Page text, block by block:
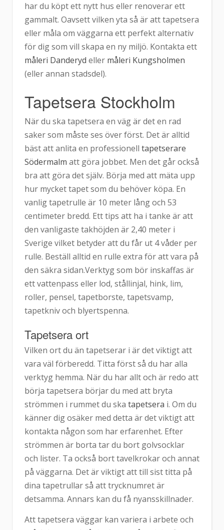
har du köpt ett nytt hus eller renoverar ett
gammalt. Oavsett vilken yta så är att tapetsera
eller måla om väggarna ett perfekt alternativ
för dig som vill skapa en ny miljö. Kontakta ett
måleri Danderyd eller måleri Kungsholmen
(eller annan stadsdel).
Tapetsera Stockholm
När du ska tapetsera en väg är det en rad
saker som måste ses över först. Det är alltid
bäst att anlita en professionell tapetserare
Södermalm att göra jobbet. Men det går också
bra att göra det själv. Börja med att mäta upp
hur mycket tapet som du behöver köpa. En
vanlig tapetrulle är 10 meter lång och 53
centimeter bredd. Ett tips att ha i tanke är att
den vanligaste takhöjden är 2,40 meter i
Sverige vilket betyder att du får ut 4 våder per
rulle. Beställ alltid en rulle extra för att vara på
den säkra sidan.Verktyg som bör inskaffas är
ett vattenpass eller lod, stållinjal, hink, lim,
roller, pensel, tapetborste, tapetsvamp,
tapetkniv och blyertspenna.
Tapetsera ort
Vilken ort du än tapetserar i är det viktigt att
vara väl förberedd. Titta först så du har alla
verktyg hemma. När du har allt och är redo att
börja tapetsera börjar du med att bryta
strömmen i rummet du ska tapetsera i. Om du
känner dig osäker med detta är det viktigt att
kontakta någon som har erfarenhet. Efter
strömmen är borta tar du bort golvsocklar
och lister. Ta också bort tavelkrokar och annat
på väggarna. Det är viktigt att till sist titta på
dina tapetrullar så att trycknumret är
detsamma. Annars kan du få nyansskillnader.
Att tapetsera väggar kan variera i arbete och